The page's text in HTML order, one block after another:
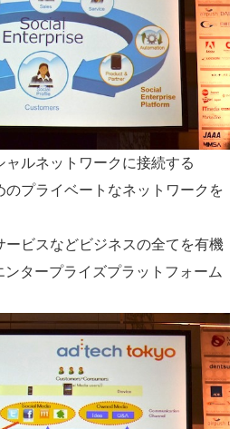
ャルネットワークに接続する
のプライベートなネットワークを
ービスなどビジネスの全てを有機
タープライズプラットフォーム